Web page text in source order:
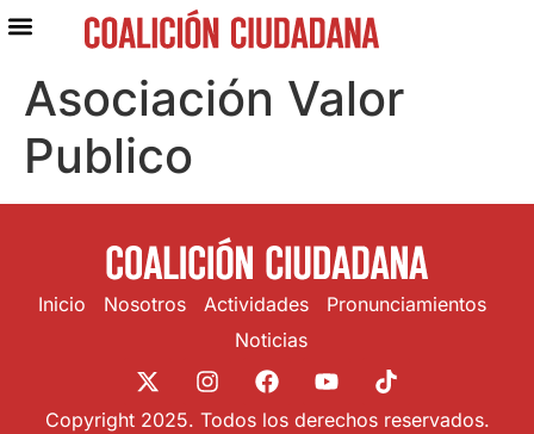
Asociación Valor
Publico
Inicio Nosotros Actividades
Pronunciamientos
Noticias
Copyright 2025. Todos los derechos reservados.